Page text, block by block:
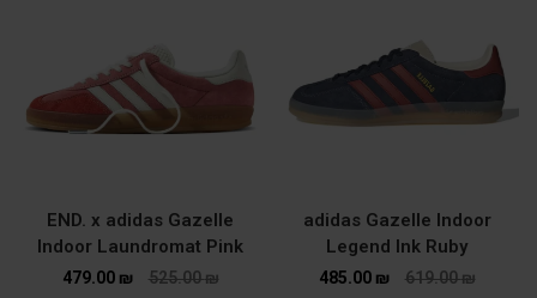
adidas Gazelle Indoor
Legend Ink Ruby
619.00₪
485.00 ₪
END. x adidas Gazelle
Indoor Laundromat Pink
525.00₪
479.00 ₪